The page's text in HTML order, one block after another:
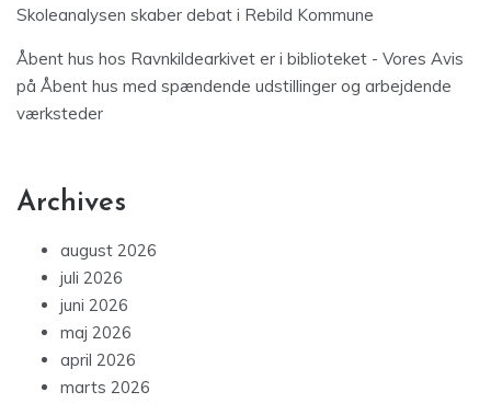
Skoleanalysen skaber debat i Rebild Kommune
Åbent hus hos Ravnkildearkivet er i biblioteket - Vores Avis
på Åbent hus med spændende udstillinger og arbejdende
værksteder
Archives
august 2026
juli 2026
juni 2026
maj 2026
april 2026
marts 2026